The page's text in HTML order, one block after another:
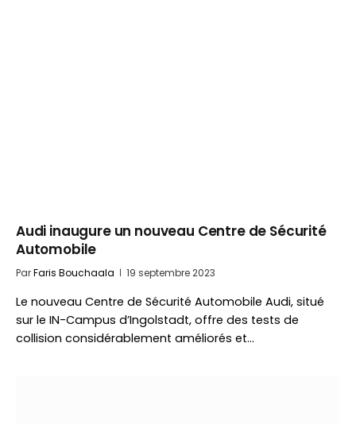
Audi inaugure un nouveau Centre de Sécurité
Automobile
ParFaris Bouchaala 19 septembre 2023
Le nouveau Centre de Sécurité Automobile Audi, situé
sur le IN-Campus d’Ingolstadt, offre des tests de
collision considérablement améliorés et…